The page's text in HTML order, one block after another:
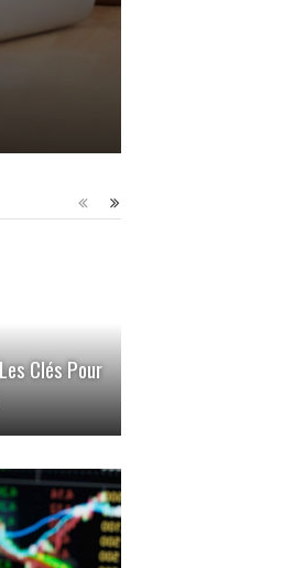
Clés Pour